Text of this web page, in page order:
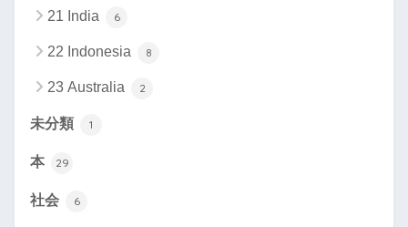
21 India 6
22 Indonesia 8
23 Australia 2
未分類 1
本 29
社会 6